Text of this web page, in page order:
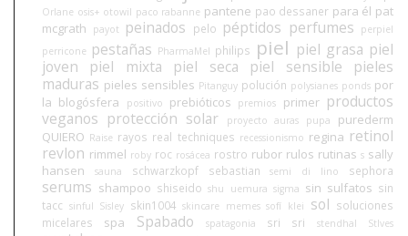
Orlane osis+ otowil paco rabanne pantene pao dessaner para él pat
mcgrath
payot peinados pelo péptidos perfumes
perpiel
perricone pestañas PharmaMel philips piel piel grasa piel
joven
piel mixta piel seca piel sensible
pieles
maduras pieles sensibles Pitanguy polución polysianes ponds por
la blogósfera
positivo prebióticos premios primer productos
veganos protección solar proyecto auras pupa
purederm
QUIERO Raise rayos real techniques recessionismo regina retinol
revlon rimmel roby roc rosácea rostro rubor rulos rutinas s sally
hansen
sauna schwarzkopf sebastian semi di lino sephora
serums shampoo shiseido shu uemura sigma sin sulfatos sin
tacc sinful Sisley skin1004 skincare memes sofí klei sol soluciones
micelares
spa Spabado spatagonia sri sri stendhal StIves